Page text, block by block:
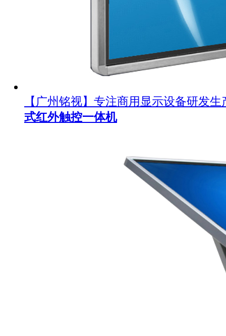
【广州铭视】专注商用显示设备研发
式红外触控一体机